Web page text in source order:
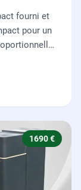
fourni et
pour un
1690 €